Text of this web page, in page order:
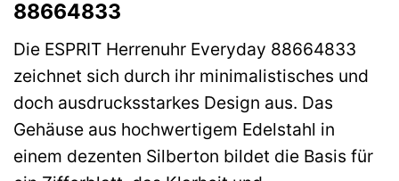
88664833
Die ESPRIT Herrenuhr Everyday 88664833
zeichnet sich durch ihr minimalistisches und
doch ausdrucksstarkes Design aus. Das
Gehäuse aus hochwertigem Edelstahl in
einem dezenten Silberton bildet die Basis für